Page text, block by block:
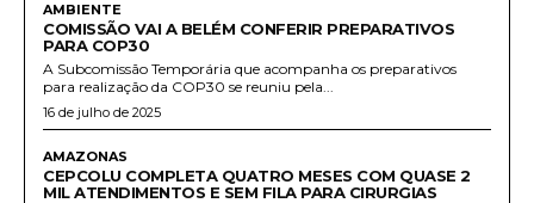
AMBIENTE
COMISSÃO VAI A BELÉM CONFERIR PREPARATIVOS
PARA COP30
A Subcomissão Temporária que acompanha os preparativos
para realização da COP30 se reuniu pela...
16 de julho de 2025
AMAZONAS
CEPCOLU COMPLETA QUATRO MESES COM QUASE 2
MIL ATENDIMENTOS E SEM FILA PARA CIRURGIAS